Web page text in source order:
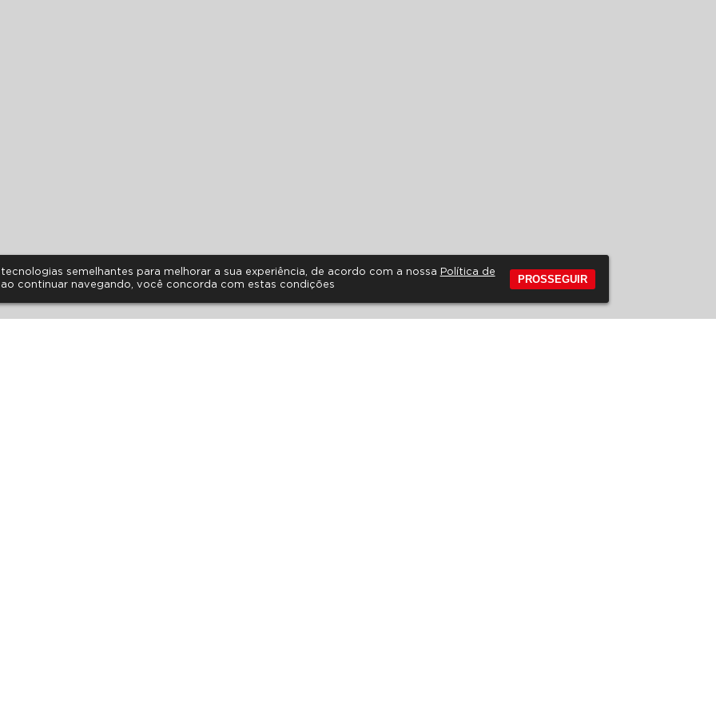
semelhantes para melhorar a sua experiência, de acordo com a nossa Política de
ao continuar navegando, você concorda com estas condições PROSSEGUIR